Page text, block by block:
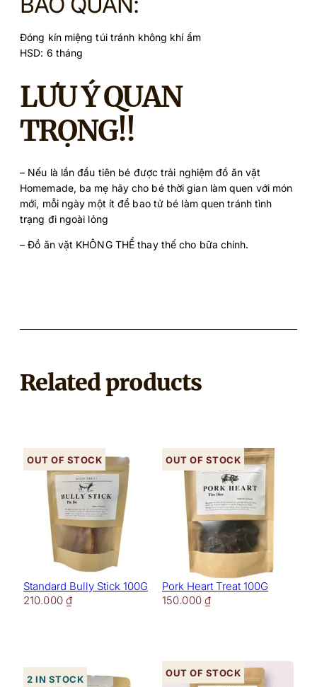
Đóng kín miệng túi tránh không khí ẩm
HSD: 6 tháng
LƯU Ý QUAN
TRỌNG!!
– Nếu là lần đầu tiên bé được trải nghiệm đồ ăn vặt
Homemade, ba mẹ hãy cho bé thời gian làm quen với món
mới, mỗi ngày một ít để bao tử bé làm quen tránh tình
trạng đi ngoài lỏng
– Đồ ăn vặt KHÔNG THỂ thay thế cho bữa chính.
Related products
Standard Bully Stick 100G
Out of stock
210.000 ₫
Pork Heart Treat 100G
Out of stock
150.000 ₫
2 in stock Out of stock